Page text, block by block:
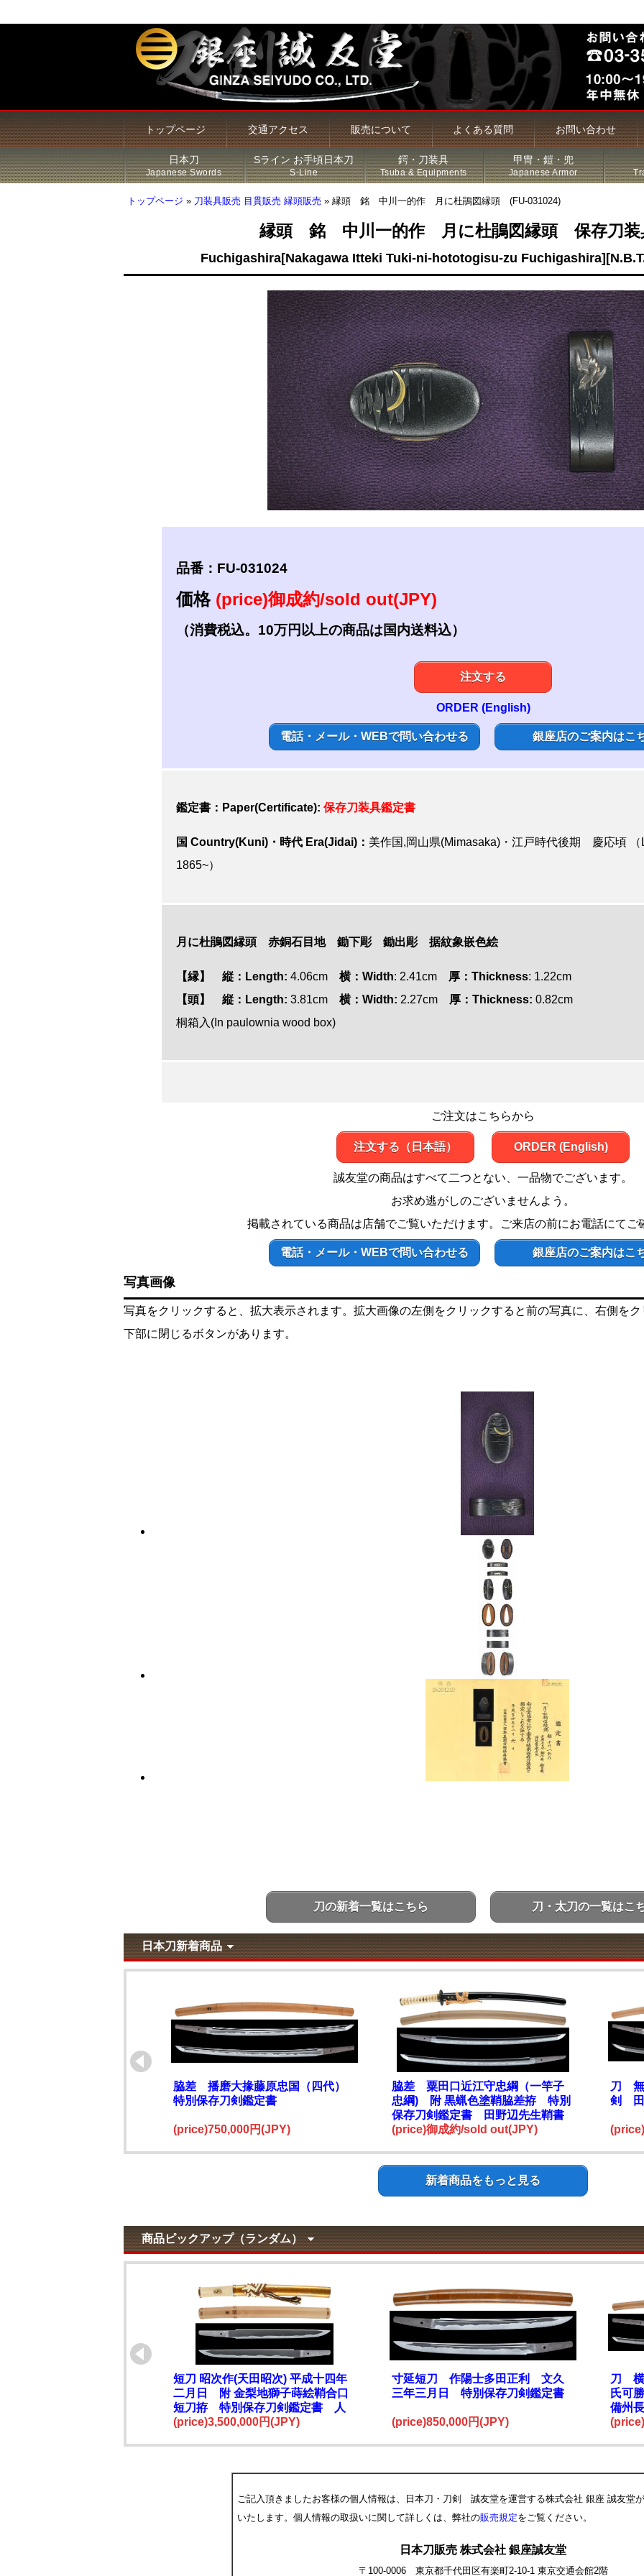
トップページ 交通アクセス 販売について よくある質問 お問い合わせ
日本刀
Japanese Swords
特価品
参考資料
研磨・諸工作
Sライン お手頃日本刀
S-Line
鍔・刀装具
Tsuba & Equipments
甲冑・鎧・兜
Japanese Armor
トップページ » 刀装具販売 目貫販売 縁頭販売 » 縁頭 銘 中川一的作 月に杜鵑図縁頭 (FU-031024)
縁頭 銘 中川一的作 月に杜鵑図縁頭 保存刀装
Fuchigashira[Nakagawa Itteki Tuki-ni-hototogisu-zu
品番：FU-031024
価格 (price)御成約/sold out(JPY)
（消費税込。10万円以上の商品は国内送料込）
注文する
ORDER (English)
電話・メール・WEBで問い合わせる 銀座店のご案内はこ
鑑定書：Paper(Certificate): 保存刀装具鑑定書
国 Country(Kuni)・時代 Era(Jidai)： 美作国,岡山県(Mimasaka)・江戸時代後期 慶応頃 （
1865~）
月に杜鵑図縁頭 赤銅石目地 鋤下彫 鋤出彫 据紋象嵌色絵
【縁】 縦：Length: 4.06cm 横：Width: 2.41cm 厚：Thickness: 1.22cm
【頭】 縦：Length: 3.81cm 横：Width: 2.27cm 厚：Thickness: 0.82cm
桐箱入(In paulownia wood box)
ご注文はこちらから
注文する（日本語） ORDER (English)
誠友堂の商品はすべて二つとない、一品物でございます。
お求め逃がしのございませんよう。
掲載されている商品は店舗でご覧いただけます。ご来店の前にお電話にてご
電話・メール・WEBで問い合わせる 銀座店のご案内はこ
写真画像
写真をクリックすると、拡大表示されます。拡大画像の左側をクリックすると前の写真に、右側を
下部に閉じるボタンがあります。
刀の新着一覧はこちら 刀・太刀の一覧はこ
日本刀新着商品
脇差 播磨大掾藤原忠国（四代）
特別保存刀剣鑑定書
(price)750,000円(JPY)
脇差 粟田口近江守忠綱（一竿子
忠綱) 附 黒蝋色塗鞘脇差拵 特別
保存刀剣鑑定書 田野辺先生鞘書
(price)御成約/sold out(JPY)
刀
剣 田
新着商品をもっと見る
商品ピックアップ（ランダム）
短刀 昭次作(天田昭次) 平成十四年
二月日 附 金梨地獅子蒔絵鞘合口
短刀拵 特別保存刀剣鑑定書 人
間国宝
(price)3,500,000円(JPY)
寸延短刀 作陽士多田正利 文久
三年三月日 特別保存刀剣鑑定書
(price)850,000円(JPY)
刀 横
氏可
備州
書
ご記入頂きましたお客様の個人情報は、日本刀・刀剣 誠友堂を運営する株式会社 銀座 誠友堂
いたします。個人情報の取扱いに関して詳しくは、弊社の販売規定をご覧ください。
日本刀販売 株式会社 銀座誠友堂
〒100-0006 東京都千代田区有楽町2-10-1 東京交通会館2階